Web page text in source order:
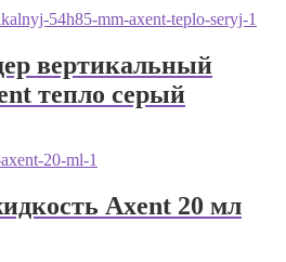
вертикальный
тепло серый
Axent 20 мл